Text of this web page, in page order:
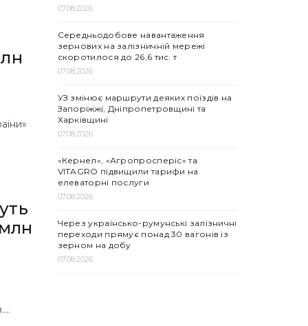
07.08.2026
Середньодобове навантаження
зернових на залізничній мережі
скоротилося до 26,6 тис. т
07.08.2026
УЗ змінює маршрути деяких поїздів на
Запоріжжі, Дніпропетровщині та
Харківщині
07.08.2026
«Кернел», «Агропросперіс» та
VITAGRO підвищили тарифи на
елеваторні послуги
07.08.2026
Через українсько-румунські залізничні
переходи прямує понад 30 вагонів із
зерном на добу
07.08.2026